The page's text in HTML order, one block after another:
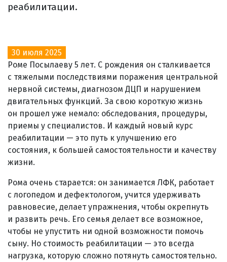
реабилитации.
30 июля 2025
Роме Посылаеву 5 лет. С рождения он сталкивается
с тяжелыми последствиями поражения центральной
нервной системы, диагнозом ДЦП и нарушением
двигательных функций. За свою короткую жизнь
он прошел уже немало: обследования, процедуры,
приемы у специалистов. И каждый новый курс
реабилитации — это путь к улучшению его
состояния, к большей самостоятельности и качеству
жизни.
Рома очень старается: он занимается ЛФК, работает
с логопедом и дефектологом, учится удерживать
равновесие, делает упражнения, чтобы окрепнуть
и развить речь. Его семья делает все возможное,
чтобы не упустить ни одной возможности помочь
сыну. Но стоимость реабилитации — это всегда
нагрузка, которую сложно потянуть самостоятельно.